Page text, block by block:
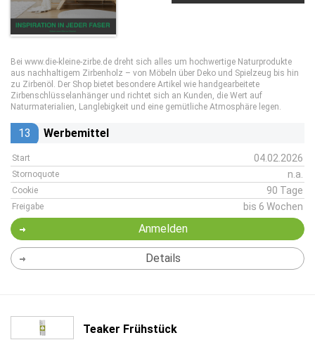
Bei www.die-kleine-zirbe.de dreht sich alles um hochwertige Naturprodukte
aus nachhaltigem Zirbenholz – von Möbeln über Deko und Spielzeug bis hin
zu Zirbenöl. Der Shop bietet besondere Artikel wie handgearbeitete
Zirbenschlüsselanhänger und richtet sich an Kunden, die Wert auf
Naturmaterialien, Langlebigkeit und eine gemütliche Atmosphäre legen.
13 Werbemittel
Start 04.02.2026
Stornoquote n.a.
Cookie 90 Tage
Freigabe bis 6 Wochen
Anmelden
Details
Teaker Frühstück